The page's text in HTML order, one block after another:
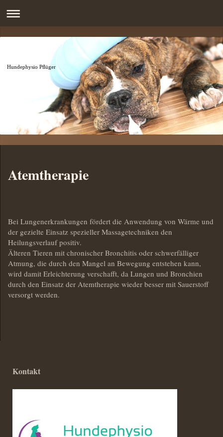
Hundephysio Pflüger
Atemtherapie
Bei Lungenerkrankungen fördert die Anwendung von Wärme und
der gezielte Einsatz spezieller Massagetechniken den
Heilungsverlauf positiv.
Älteren Tieren mit chronischer Bronchitis oder schwerfälliger
Atmung, die durch den Mangel an Bewegung entstehen kann,
wird damit Erleichterung verschafft, da Lungen und Bronchien
durch den Einsatz der Atemtherapie wieder besser mit Sauerstoff
versorgt werden.
Kontakt